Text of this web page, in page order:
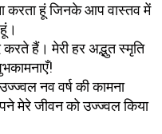
करता हूं जिनके आप वास्तव में
करते हैं। मेरी हर अद्भुत स्मृति
नव वर्ष की कामना
मेरे जीवन को उज्ज्वल किया